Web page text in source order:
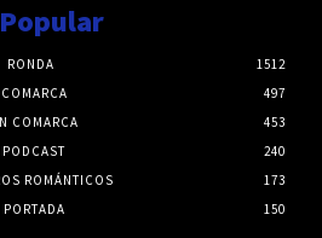
Popular
RONDA
1512
COMARCA
497
COMARCA
453
PODCAST
240
ROMÁNTICOS
173
PORTADA
150